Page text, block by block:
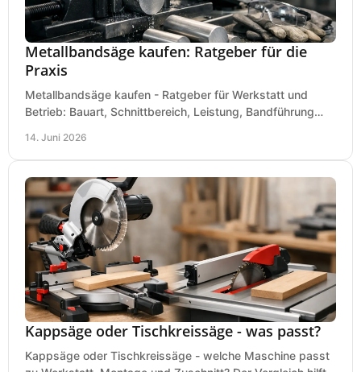
Metallbandsäge kaufen: Ratgeber für die
Praxis
Metallbandsäge kaufen - Ratgeber für Werkstatt und
Betrieb: Bauart, Schnittbereich, Leistung, Bandführung
14. Juni 2026
Kappsäge oder Tischkreissäge - was passt?
Kappsäge oder Tischkreissäge - welche Maschine passt